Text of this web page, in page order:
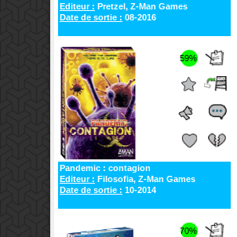
Editeur : Pretzel, Z-Man Games
Date de sortie : 08-2016
59%
Pandemic : contagion
Editeur : Filosofia, Z-Man Games
Date de sortie : 10-2014
70%